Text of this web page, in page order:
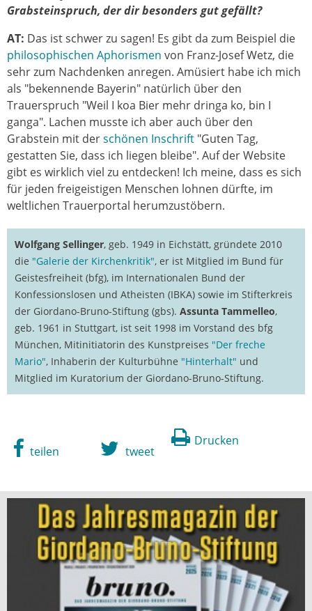
Grabsteinspruch, der dir besonders gut gefällt?
AT: Das ist schwer zu sagen! Es gibt da zum Beispiel die
philosophischen Aphorismen von Franz-Josef Wetz, die
sehr zum Nachdenken anregen. Amüsiert habe ich mich
als "bekennende Bayerin" natürlich über den
Trauerspruch "Weil I koa Bier mehr dringa ko, bin I
ganga". Lachen musste ich aber auch über den
Grabstein mit derschönen Inschrift "Guten Tag,
gestatten Sie, dass ich liegen bleibe". Auf der Website
gibt es wirklich viel zu entdecken! Ich meine, dass es sich
für jeden freigeistigen Menschen lohnen dürfte, im
weltlichen Trauerportal herumzustöbern.
Wolfgang Sellinger, geb. 1949 in Eichstätt, gründete 2010
die "Galerie der Kirchenkritik", er ist Mitglied im Bund für
Geistesfreiheit (bfg), im Internationalen Bund der
Konfessionslosen und Atheisten (IBKA) sowie im Stifterkreis
der Giordano-Bruno-Stiftung (gbs).Assunta Tammelleo,
geb. 1961 in Stuttgart, ist seit 1998 im Vorstand des bfg
München, Mitinitiatorin des Kunstpreises "Der freche
Mario", Inhaberin der Kulturbühne "Hinterhalt" und
Mitglied im Kuratorium der Giordano-Bruno-Stiftung.
Drucken
teilen tweet